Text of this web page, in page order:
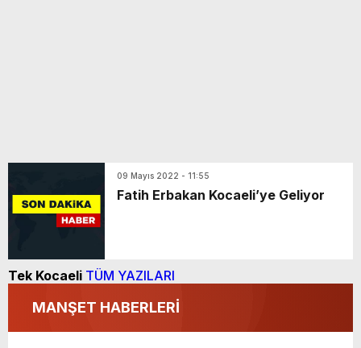
09 Mayıs 2022 - 11:55
Fatih Erbakan Kocaeli’ye Geliyor
Tek Kocaeli TÜM YAZILARI
MANŞET HABERLERİ